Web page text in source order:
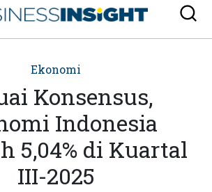
Ekonomi
Konsensus,
Indonesia
5,04% di Kuartal
III-2025